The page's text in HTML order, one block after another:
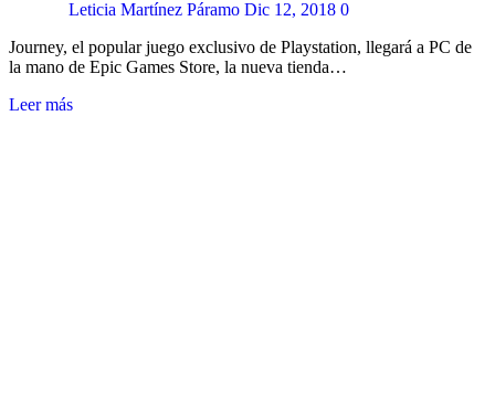
Leticia Martínez Páramo Dic 12, 2018 0
Journey, el popular juego exclusivo de Playstation, llegará a PC de
la mano de Epic Games Store, la nueva tienda…
Leer más